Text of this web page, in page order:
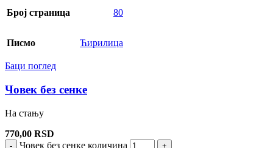
Број страница 80
Писмо Ћирилица
Баци поглед
Човек без сенке
На стању
770,00 RSD
- Човек без сенке количина +